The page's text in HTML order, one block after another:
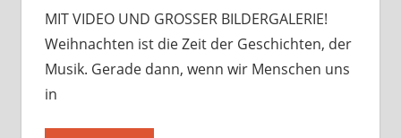
MIT VIDEO UND GROSSER BILDERGALERIE!
Weihnachten ist die Zeit der Geschichten, der
Musik. Gerade dann, wenn wir Menschen uns
in